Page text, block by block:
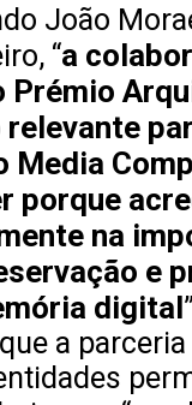
João
“a
Prémio
Media
porque
na
e
digital
a